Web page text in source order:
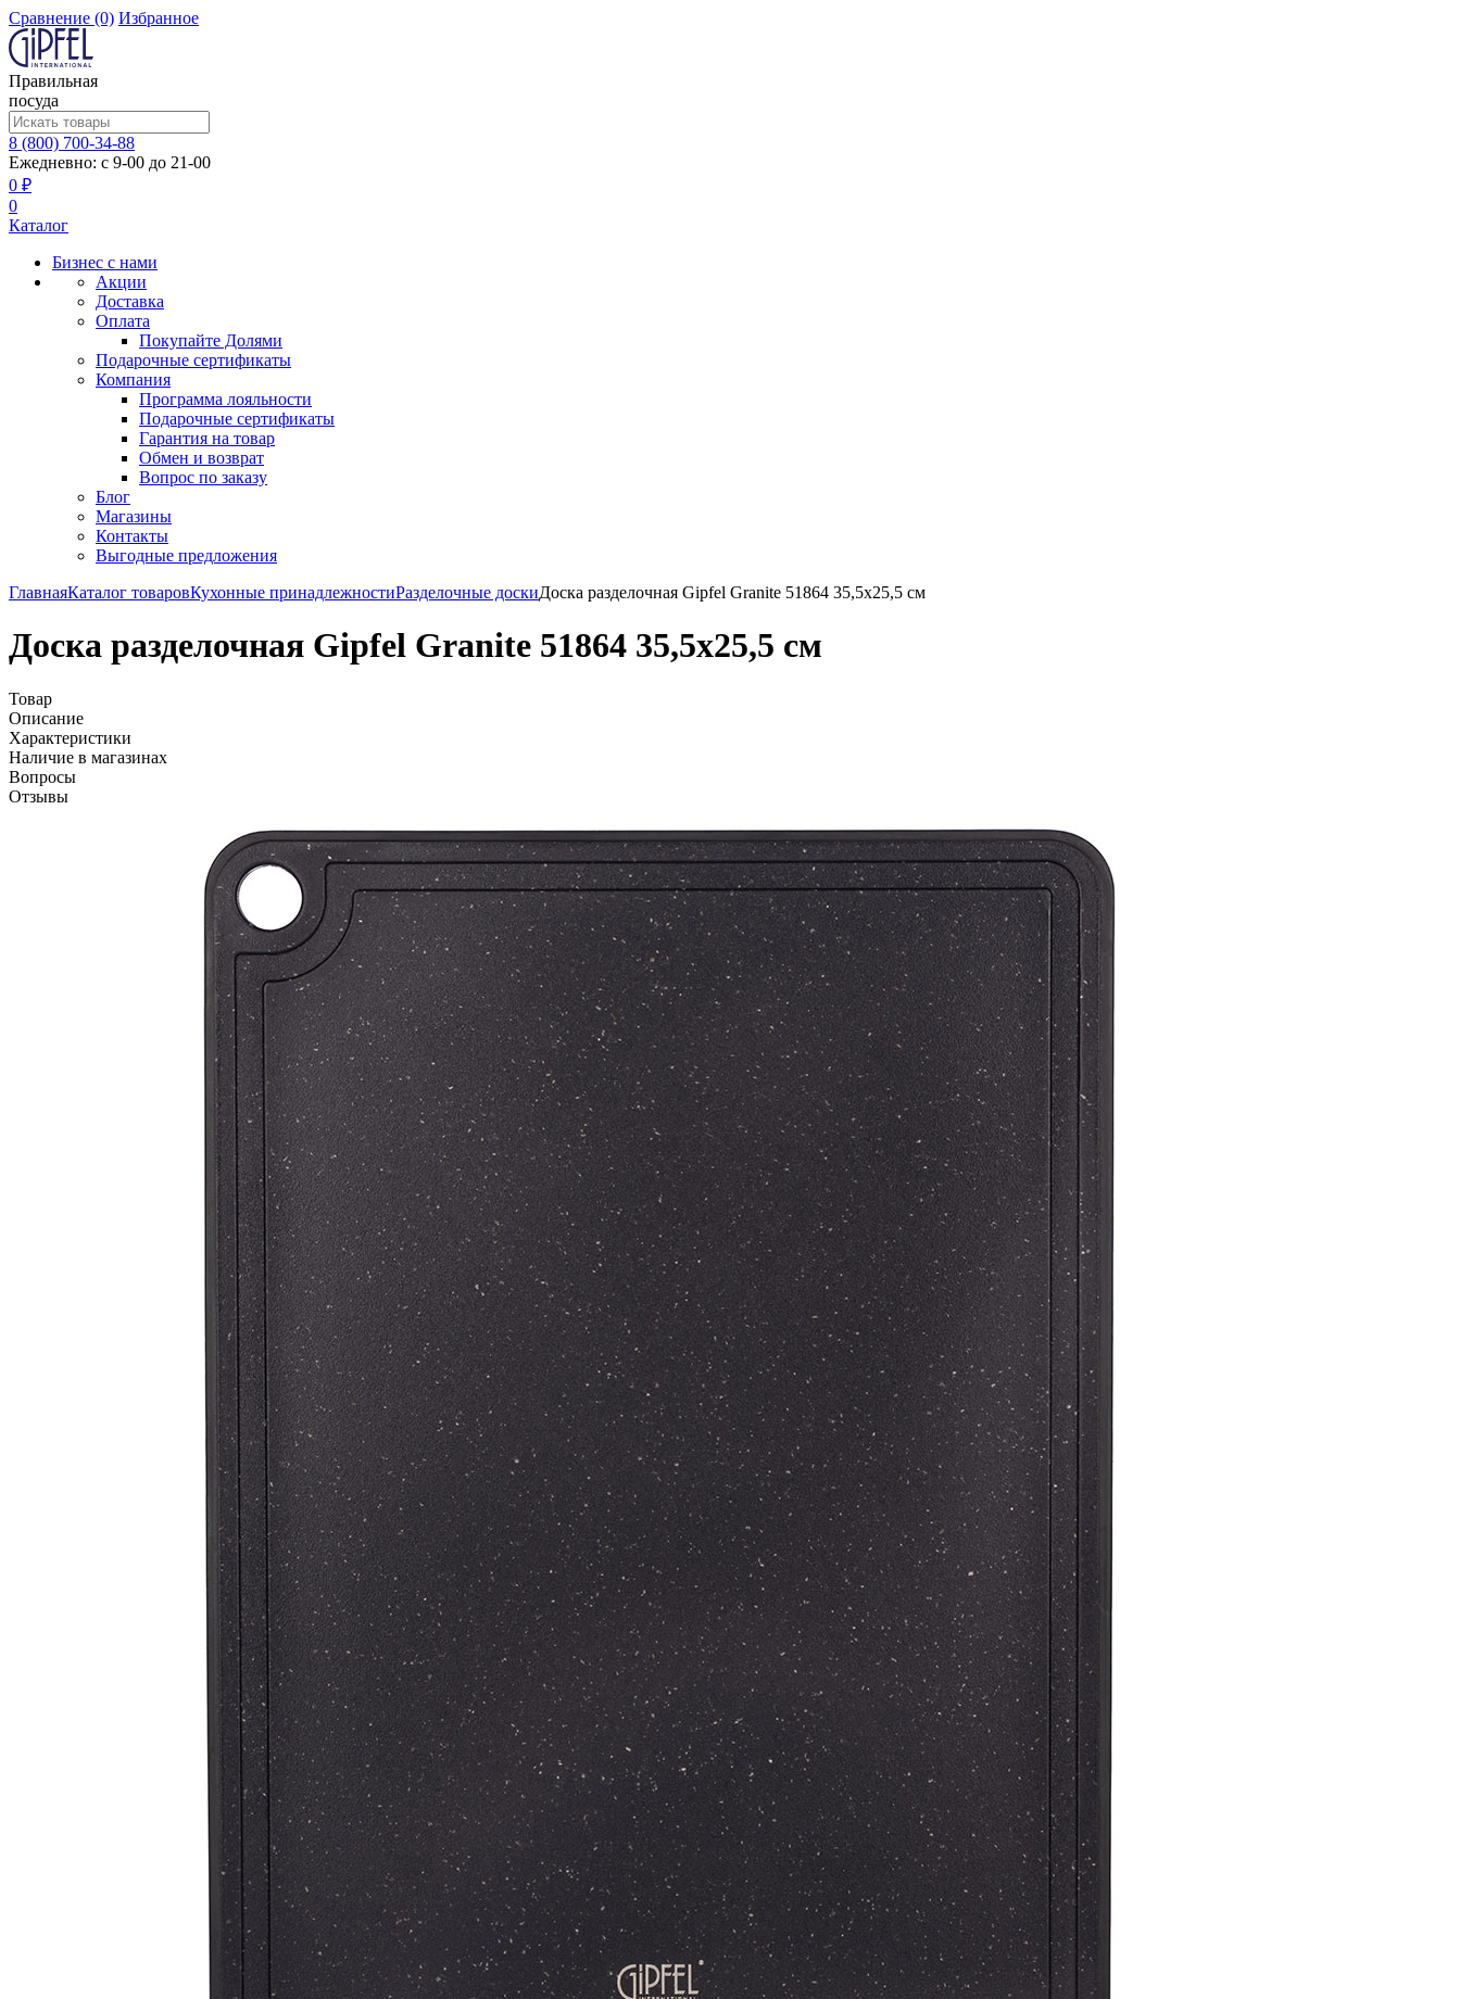
Сравнение (0) Избранное
Правильная
посуда
8 (800) 700-34-88
Ежедневно: с 9-00 до 21-00
0 ₽
0
Каталог
Бизнес с нами
Акции
Доставка
Оплата
Покупайте Долями
Подарочные сертификаты
Компания
Программа лояльности
Подарочные сертификаты
Гарантия на товар
Обмен и возврат
Вопрос по заказу
Блог
Магазины
Контакты
Выгодные предложения
ГлавнаяКаталог товаровКухонные принадлежностиРазделочные доскиДоска разделочная Gipfel Granite 51864 35,5x25,5 см
Доска разделочная Gipfel Granite 51864 35,5x25,5 см
Товар
Описание
Характеристики
Наличие в магазинах
Вопросы
Отзывы